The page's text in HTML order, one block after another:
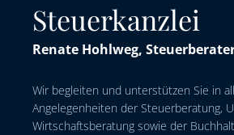
Steuerkanzlei
Renate Hohlweg,
Wir begleiten und unterstützen Sie in
Angelegenheiten der Steuerberatung,
Wirtschaftsberatung sowie der